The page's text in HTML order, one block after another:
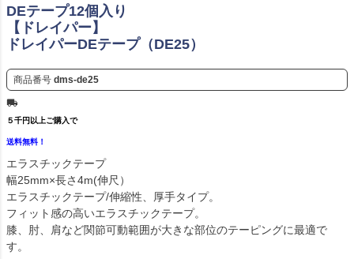
DEテープ12個入り
【ドレイパー】
ドレイパーDEテープ（DE25）
商品番号 dms-de25
５千円以上ご購入で
送料無料！
エラスチックテープ
幅25mm×長さ4m(伸尺）
エラスチックテープ/伸縮性、厚手タイプ。
フィット感の高いエラスチックテープ。
膝、肘、肩など関節可動範囲が大きな部位のテーピングに最適で
す。